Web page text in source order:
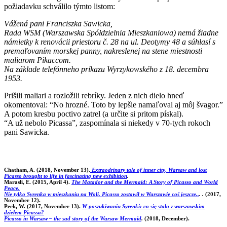
požiadavku schválilo týmto listom:
Vážená pani Franciszka Sawicka,
Rada WSM (Warszawska Spółdzielnia Mieszkaniowa) nemá žiadne
námietky k renovácii priestoru č. 28 na ul. Deotymy 48 a súhlasí s
premaľovaním morskej panny, nakreslenej na stene miestnosti
maliarom Pikaccom.
Na základe telefónneho príkazu Wyrzykowského z 18. decembra
1953.
Prišili maliari a rozložili rebríky. Jeden z nich dielo hneď
okomentoval: “No hrozné. Toto by lepšie namaľoval aj môj švagor.”
A potom kresbu poctivo zatrel (a určite si pritom pískal).
“A už nebolo Picassa”, zaspomínala si niekedy v 70-tych rokoch
pani Sawicka.
Chatham, A. (2018, November 13). Extraodrinary tale of inner city, Warsaw and lost
Picasso brought to life in fascinating new exhibition.
Marasli, E. (2015, April 4). The Matador and the Mermaid: A Story of Picasso and World
Peace.
Nie tylko Syrenka w mieszkaniu na Woli. Picasso zostawił w Warszawie coś jeszcze... . (2017,
November 12).
Peek, W. (2017, November 13). W poszukiwaniu Syrenki: co się stało z warszawskim
dziełem Picassa?
Picasso in Warsaw – the sad story of the Warsaw Mermaid. (2018, December).